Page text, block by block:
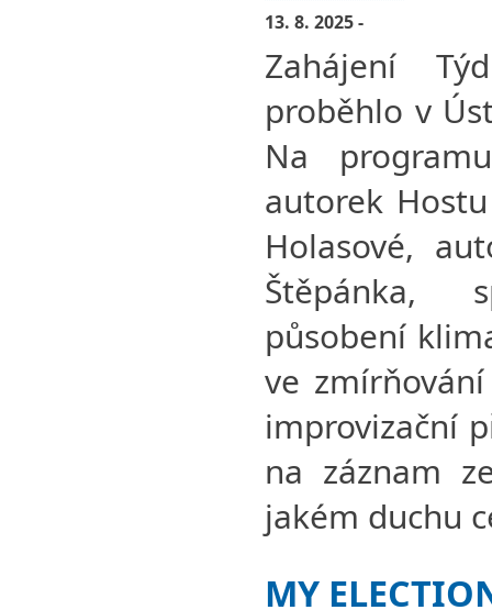
13. 8. 2025 -
Zahájení
proběhlo v
Na
autorek
Holasové,
Štěpánka,
působení
ve
improvizační
na záznam
jakém duchu
MY